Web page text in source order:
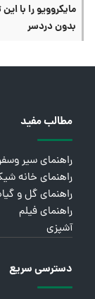
بدون دردسر
مطالب مفید
راهنمای سیر
راهنمای خانه
راهنمای گل و
راهنمای فیلم
آشپزی
دسترسی سریع